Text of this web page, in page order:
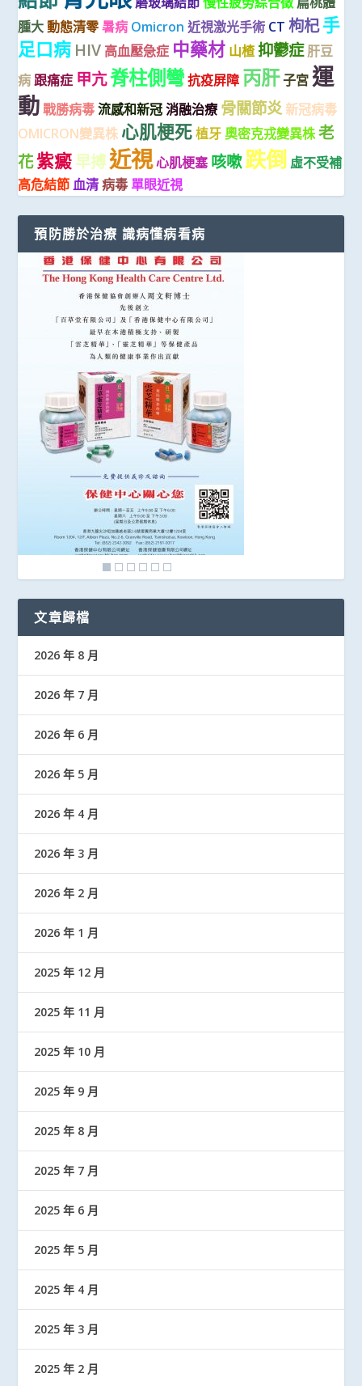
腫大 動態清零暑病 Omicron 近視激光手術 CT 枸杞手
足口病 HIV 高血壓急症 中藥材 山楂 抑鬱症 肝豆
病 跟痛症 甲亢脊柱側彎抗疫屏障 丙肝子宮 運
動 戰勝病毒 流感和新冠 消融治療 骨關節炎 新冠病毒
OMICRON變異株 心肌梗死 植牙 奧密克戎變異株老
花紫癜早搏近視心肌梗塞 咳嗽跌倒 虛不受補
高危結節 血清 病毒 單眼近視
預防勝於治療 識病懂病看病
文章歸檔
2026 年 8 月
2026 年 7 月
2026 年 6 月
2026 年 5 月
2026 年 4 月
2026 年 3 月
2026 年 2 月
2026 年 1 月
2025 年 12 月
2025 年 11 月
2025 年 10 月
2025 年 9 月
2025 年 8 月
2025 年 7 月
2025 年 6 月
2025 年 5 月
2025 年 4 月
2025 年 3 月
2025 年 2 月